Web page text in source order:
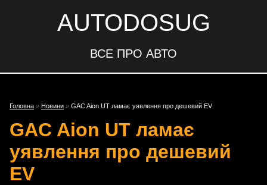
AUTODOSUG
ВСЕ ПРО АВТО
Головна » Новини » GAC Aion UT ламає уявлення про дешевий EV
GAC Aion UT ламає
уявлення про дешевий
EV